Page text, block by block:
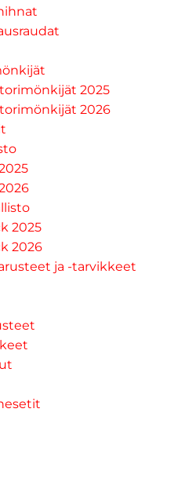
2025
2026
2025
2026
ja -tarvikkeet